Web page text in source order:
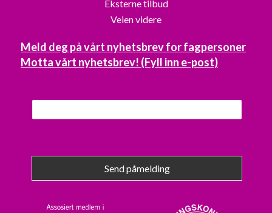
Eksterne tilbud
Veien videre
Meld deg på vårt nyhetsbrev for fagpersoner
Motta vårt nyhetsbrev! (Fyll inn e-post)
Send påmelding